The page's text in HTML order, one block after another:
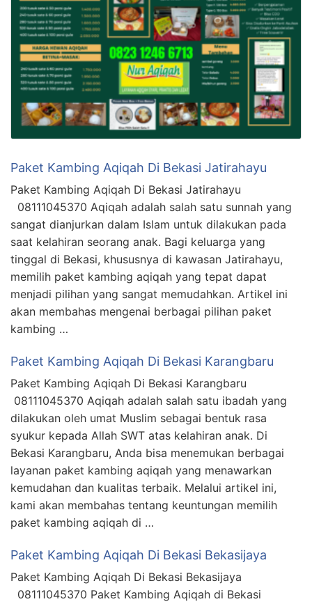
Paket Kambing Aqiqah Di Bekasi Jatirahayu
Paket Kambing Aqiqah Di Bekasi Jatirahayu
08111045370 Aqiqah adalah salah satu sunnah yang
sangat dianjurkan dalam Islam untuk dilakukan pada
saat kelahiran seorang anak. Bagi keluarga yang
tinggal di Bekasi, khususnya di kawasan Jatirahayu,
memilih paket kambing aqiqah yang tepat dapat
menjadi pilihan yang sangat memudahkan. Artikel ini
akan membahas mengenai berbagai pilihan paket
kambing …
Paket Kambing Aqiqah Di Bekasi Karangbaru
Paket Kambing Aqiqah Di Bekasi Karangbaru
08111045370 Aqiqah adalah salah satu ibadah yang
dilakukan oleh umat Muslim sebagai bentuk rasa
syukur kepada Allah SWT atas kelahiran anak. Di
Bekasi Karangbaru, Anda bisa menemukan berbagai
layanan paket kambing aqiqah yang menawarkan
kemudahan dan kualitas terbaik. Melalui artikel ini,
kami akan membahas tentang keuntungan memilih
paket kambing aqiqah di …
Paket Kambing Aqiqah Di Bekasi Bekasijaya
Paket Kambing Aqiqah Di Bekasi Bekasijaya
08111045370 Paket Kambing Aqiqah di Bekasi